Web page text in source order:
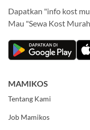
Dapatkan "info kost
Mau "Sewa Kost
MAMIKOS
Tentang Kami
Job Mamikos